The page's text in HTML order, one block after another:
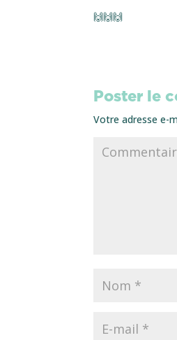
🙌🙌🙌
Poster le
Votre adresse e-